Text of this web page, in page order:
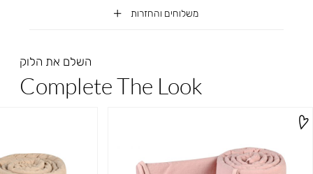
משלוחים והחזרות
השלם את הלוק
Complete The Look